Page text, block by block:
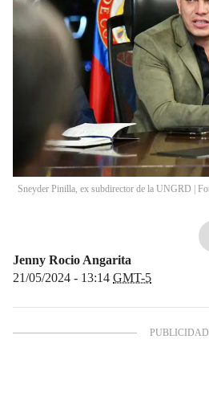
Sneyder Pinilla, ex subdirector de la UNGRD |
Jenny Rocio Angarita
21/05/2024 - 13:14 GMT-5